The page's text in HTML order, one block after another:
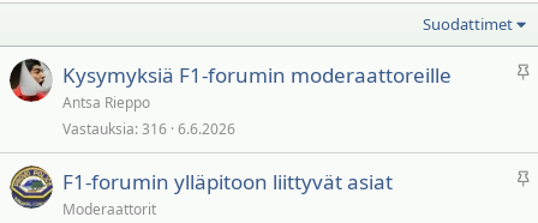
Suodattimet
P
y
v
Kysymyksiä F1-forumin moderaattoreille
Antsa Rieppo
Vastauksia 316 6.6.2026
P
F1-forumin ylläpitoon liittyvät asiat
Moderaattorit